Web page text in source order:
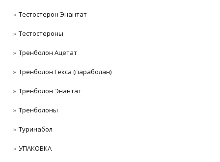
Тестостерон Энантат
Тестостероны
Тренболон Ацетат
Тренболон Гекса (параболан)
Тренболон Энантат
Тренболоны
Туринабол
УПАКОВКА